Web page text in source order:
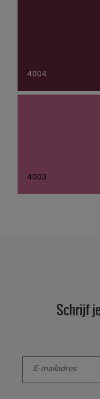
4004
4003
Schrijf